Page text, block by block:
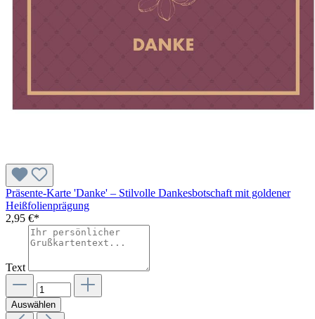
Präsente-Karte 'Danke' – Stilvolle Dankesbotschaft mit goldener
Heißfolienprägung
2,95 €*
Text
Auswählen